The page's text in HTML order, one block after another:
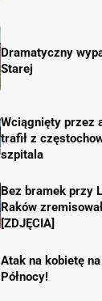
Dramatyczny
Starej
Wciągnięty przez
trafił z
szpitala
Bez bramek przy
Raków
[ZDJĘCIA]
Atak na kobietę
Północy!